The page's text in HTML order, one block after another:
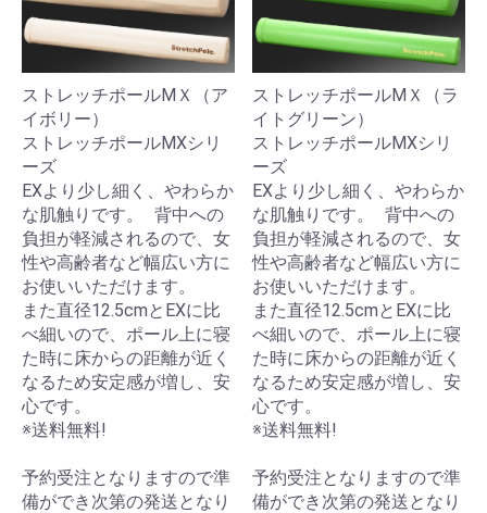
ストレッチポールMＸ（ア
イボリー）
ストレッチポールMXシリ
ーズ
EXより少し細く、やわらか
な肌触りです。 背中への
負担が軽減されるので、女
性や高齢者など幅広い方に
お使いいただけます。
また直径12.5cmとEXに比
べ細いので、ポール上に寝
た時に床からの距離が近く
なるため安定感が増し、安
心です。
※送料無料!
予約受注となりますので準
備ができ次第の発送となり
ストレッチポールMＸ（ラ
イトグリーン）
ストレッチポールMXシリ
ーズ
EXより少し細く、やわらか
な肌触りです。 背中への
負担が軽減されるので、女
性や高齢者など幅広い方に
お使いいただけます。
また直径12.5cmとEXに比
べ細いので、ポール上に寝
た時に床からの距離が近く
なるため安定感が増し、安
心です。
※送料無料!
予約受注となりますので準
備ができ次第の発送となり